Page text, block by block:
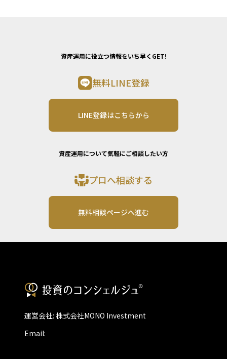
資産運用に役立つ情報をいち早くGET!
無料LINE登録
LINE登録はこちらから
資産運用について気軽にご相談したい方
プロへ相談する
無料相談ページへ進む
運営会社: 株式会社MONO Investment
Email: